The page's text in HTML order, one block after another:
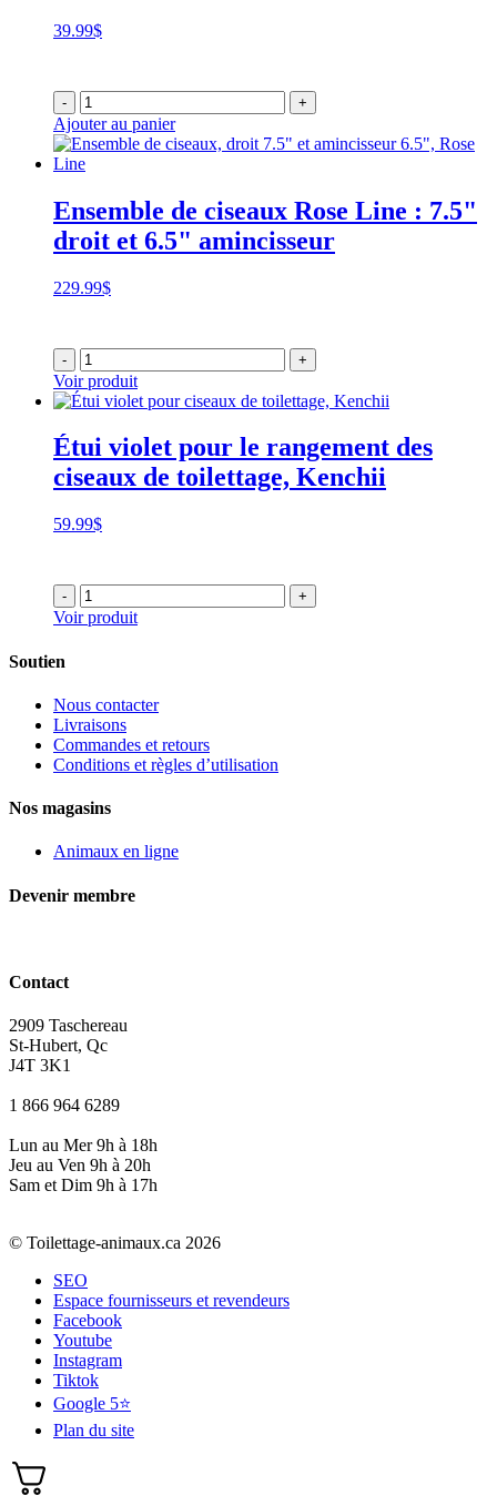
39.99$
- +
Ajouter au panier
Ensemble de ciseaux Rose Line : 7.5"
droit et 6.5" amincisseur
229.99$
- +
Voir produit
Étui violet pour le rangement des
ciseaux de toilettage, Kenchii
59.99$
- +
Voir produit
Soutien
Nous contacter
Livraisons
Commandes et retours
Conditions et règles d’utilisation
Nos magasins
Animaux en ligne
Devenir membre
Contact
2909 Taschereau
St-Hubert, Qc
J4T 3K1
1 866 964 6289
Lun au Mer 9h à 18h
Jeu au Ven 9h à 20h
Sam et Dim 9h à 17h
© Toilettage-animaux.ca 2026
SEO
Espace fournisseurs et revendeurs
Facebook
Youtube
Instagram
Tiktok
Google 5⭐
Plan du site